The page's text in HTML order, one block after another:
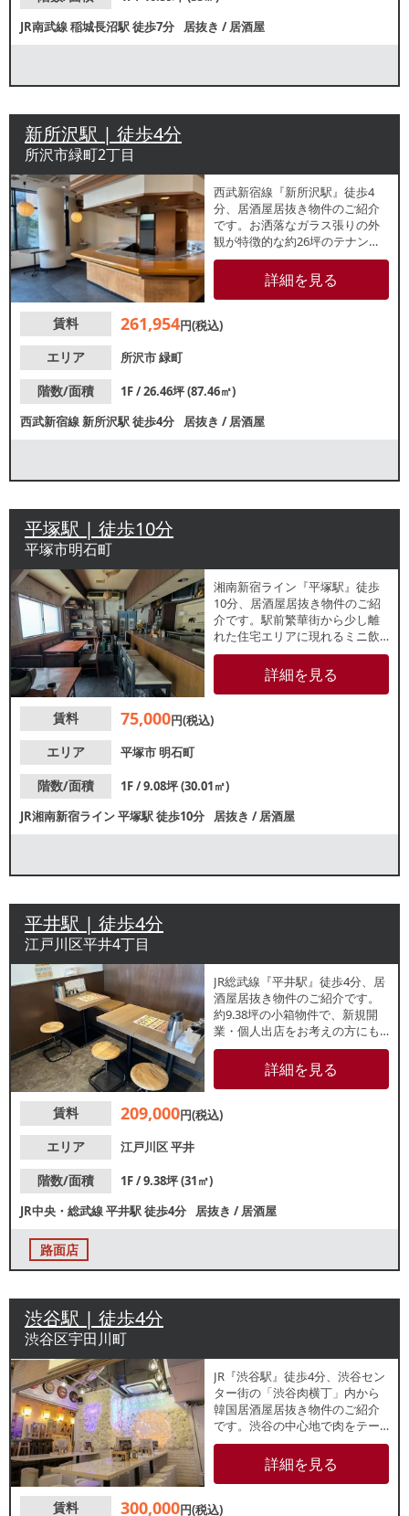
JR南武線稲城長沼駅徒歩7分 居抜き /居酒屋
新所沢駅 | 徒歩4分
所沢市緑町2丁目
西武新宿線『新所沢駅』徒歩4
分、居酒屋居抜き物件のご紹介
です。お洒落なガラス張りの外
観が特徴的な約26坪のテナン
ト。視認性も良好で、来店動機
の創出に期待できます。駅近立
地のため、地域住民や駅利用者
詳細を見る
賃料 261,954円(税込)
エリア
所沢市緑町
階数/面積
1F / 26.46坪 (87.46㎡)
西武新宿線新所沢駅徒歩4分 居抜き /居酒屋
平塚駅 | 徒歩10分
平塚市明石町
湘南新宿ライン『平塚駅』徒歩
10分、居酒屋居抜き物件のご紹
介です。駅前繁華街から少し離
れた住宅エリアに現れるミニ飲
食スポットに位置しておりま
す。視認性良好な1階角地路面
店。店内はカウンター席・テー
詳細を見る
賃料 75,000円(税込)
エリア
平塚市明石町
階数/面積
1F / 9.08坪 (30.01㎡)
JR湘南新宿ライン平塚駅徒歩10分 居抜き /居酒屋
平井駅 | 徒歩4分
江戸川区平井4丁目
JR総武線『平井駅』徒歩4分、居
酒屋居抜き物件のご紹介です。
約9.38坪の小箱物件で、新規開
業・個人出店をお考えの方にも
おすすめ！交差点角地の視認性
良好な1階路面店です。諸条件
等、お気軽にお問合せくださ
詳細を見る
賃料 209,000円(税込)
エリア
江戸川区平井
階数/面積
1F / 9.38坪 (31㎡)
JR中央・総武線平井駅徒歩4分 居抜き /居酒屋
路面店
渋谷駅 | 徒歩4分
渋谷区宇田川町
JR『渋谷駅』徒歩4分、渋谷セン
ター街の「渋谷肉横丁」内から
韓国居酒屋居抜き物件のご紹介
です。渋谷の中心地で肉をテー
マにした小店舗が集まる飲食施
設内で、若者を中心に多くの集
客が期待できます。諸条件等、
詳細を見る
賃料 300,000円(税込)